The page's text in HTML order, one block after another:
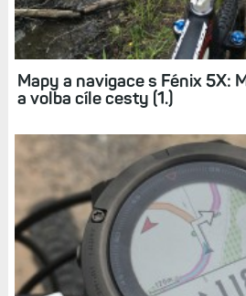
Mapová a dotyková
Jak funguje navigace a